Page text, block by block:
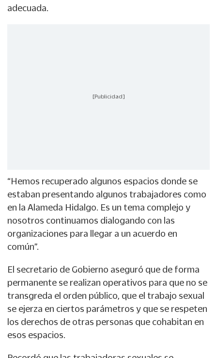
adecuada.
[Publicidad]
“Hemos recuperado algunos espacios donde se
estaban presentando algunos trabajadores como
en la Alameda Hidalgo. Es un tema complejo y
nosotros continuamos dialogando con las
organizaciones para llegar a un acuerdo en
común”.
El secretario de Gobierno aseguró que de forma
permanente se realizan operativos para que no se
transgreda el orden público, que el trabajo sexual
se ejerza en ciertos parámetros y que se respeten
los derechos de otras personas que cohabitan en
esos espacios.